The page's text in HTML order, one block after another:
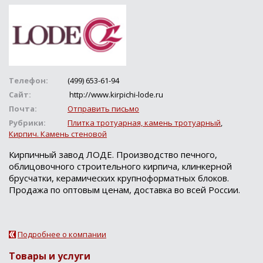
Телефон:
(499) 653-61-94
Сайт:
http://www.kirpichi-lode.ru
Почта:
Отправить письмо
Рубрики:
Плитка тротуарная, камень тротуарный,
Кирпич. Камень стеновой
Кирпичный завод ЛОДЕ. Производство печного,
облицовочного строительного кирпича, клинкерной
брусчатки, керамических крупноформатных блоков.
Продажа по оптовым ценам, доставка во всей России.
Подробнее о компании
Товары и услуги